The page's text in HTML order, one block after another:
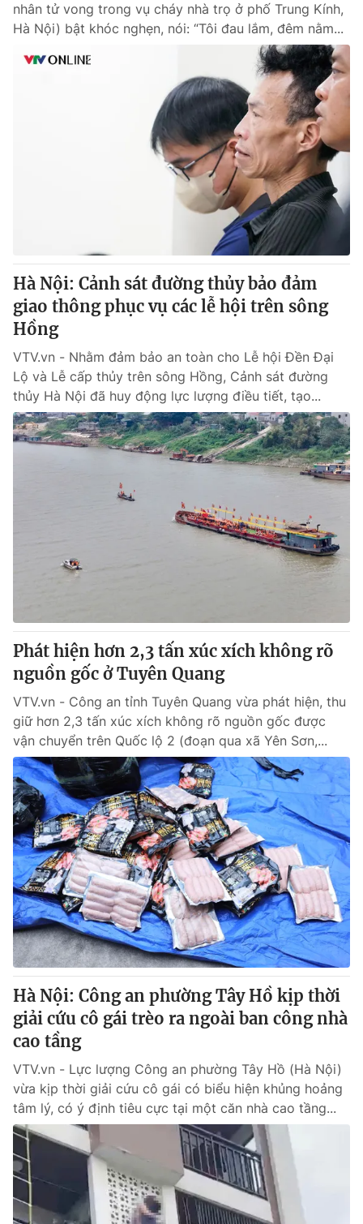
nhân tử vong trong vụ cháy nhà trọ ở phố Trung Kính,
Hà Nội) bật khóc nghẹn, nói: “Tôi đau lắm, đêm nằm...
Hà Nội: Cảnh sát đường thủy bảo đảm
giao thông phục vụ các lễ hội trên sông
Hồng
VTV.vn - Nhằm đảm bảo an toàn cho Lễ hội Đền Đại
Lộ và Lễ cấp thủy trên sông Hồng, Cảnh sát đường
thủy Hà Nội đã huy động lực lượng điều tiết, tạo...
Phát hiện hơn 2,3 tấn xúc xích không rõ
nguồn gốc ở Tuyên Quang
VTV.vn - Công an tỉnh Tuyên Quang vừa phát hiện, thu
giữ hơn 2,3 tấn xúc xích không rõ nguồn gốc được
vận chuyển trên Quốc lộ 2 (đoạn qua xã Yên Sơn,...
Hà Nội: Công an phường Tây Hồ kịp thời
giải cứu cô gái trèo ra ngoài ban công nhà
cao tầng
VTV.vn - Lực lượng Công an phường Tây Hồ (Hà Nội)
vừa kịp thời giải cứu cô gái có biểu hiện khủng hoảng
tâm lý, có ý định tiêu cực tại một căn nhà cao tầng...